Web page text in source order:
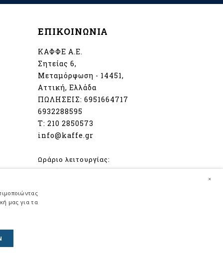
ΕΠΙΚΟΙΝΩΝΙΑ
ΚΑΦΦΕ Α.Ε.
Σητείας 6,
Μεταμόρφωση - 14451,
Αττική, Ελλάδα
ΠΩΛΗΣΕΙΣ: 6951664717
6932288595
Τ: 210 2850573
info@kaffe.gr
Ωράριο λειτουργίας:
Δευτέρα - Παρασκευή
Σάββατο
×
μας για τα